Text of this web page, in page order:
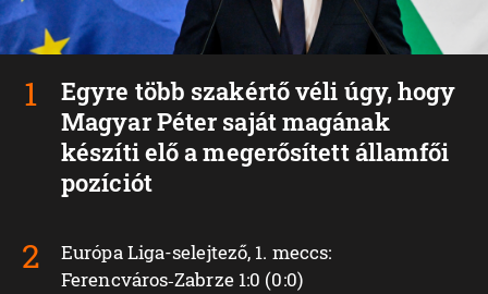
Egyre több szakértő véli úgy, hogy
Magyar Péter saját magának
készíti elő a megerősített államfői
pozíciót
Európa Liga-selejtező, 1. meccs:
Ferencváros‑Zabrze 1:0 (0:0)